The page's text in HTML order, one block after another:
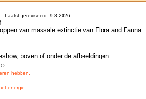
Laatst gereviseerd: 9-8-2026.
van massale extinctie van Flora and Fauna.
boven of onder de afbeeldingen
©
hebben.
energie.